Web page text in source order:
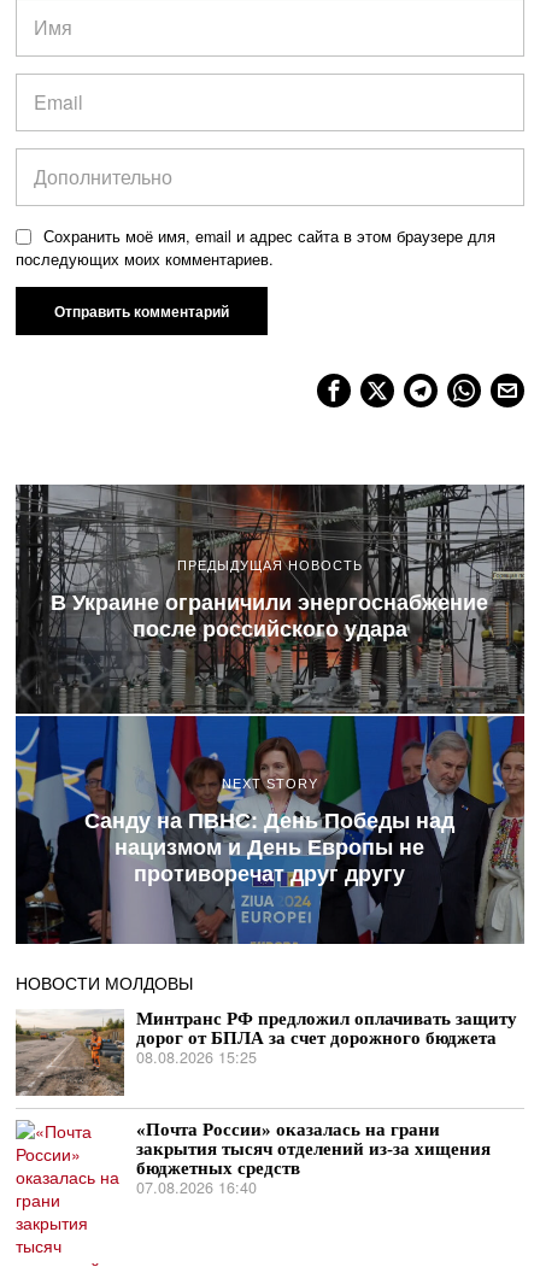
Сохранить моё имя, email и адрес сайта в этом браузере для
последующих моих комментариев.
ПРЕДЫДУЩАЯ НОВОСТЬ
В Украине ограничили энергоснабжение
после российского удара
NEXT STORY
Санду на ПВНС: День Победы над
нацизмом и День Европы не
противоречат друг другу
НОВОСТИ МОЛДОВЫ
Минтранс РФ предложил оплачивать защиту
дорог от БПЛА за счет дорожного бюджета
08.08.2026 15:25
«Почта России» оказалась на грани
закрытия тысяч отделений из-за хищения
бюджетных средств
07.08.2026 16:40